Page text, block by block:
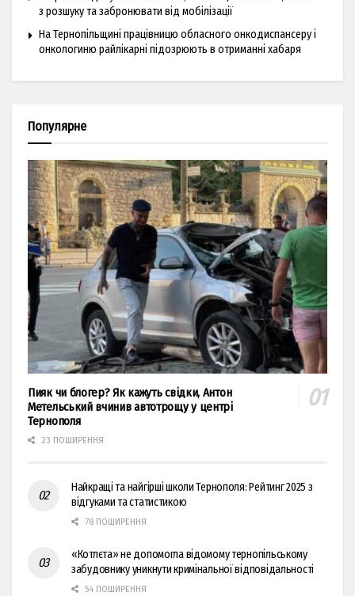
з розшуку та забронювати від мобілізації
На Тернопільщині працівницю обласного онкодиспансеру і
онкологиню райлікарні підозрюють в отриманні хабаря
Популярне
Пияк чи блогер? Як кажуть свідки, Антон
Метельський вчинив автотрощу у центрі
Тернополя
23 ПОШИРЕННЯ
Найкращі та найгірші школи Тернополя: Рейтинг 2025 з
відгуками та статистикою
78 ПОШИРЕННЯ
«Котлєта» не допомогла відомому тернопільському
забудовнику уникнути кримінальної відповідальності
54 ПОШИРЕННЯ